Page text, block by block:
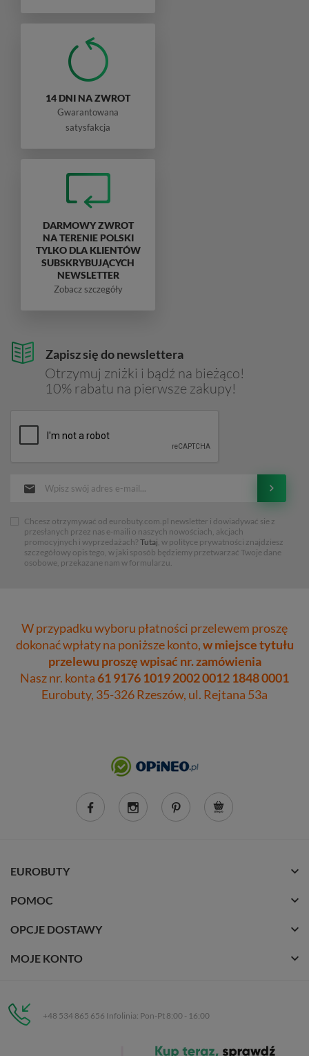
Zapisz się do newslettera
Otrzymuj zniżki i bądź na bieżąco!
10% rabatu na pierwsze zakupy!
Chcesz otrzymywać od eurobuty.com.pl newsletter i dowiadywać sie z
przesłanych przez nas e-maili o naszych nowościach, akcjach
promocyjnych i wyprzedażach? Tutaj, w polityce prywatności znajdziesz
szczegółowy opis tego, w jaki sposób będziemy przetwarzać Twoje dane
osobowe, przekazane nam w formularzu.
14 DNI NA ZWROT
Gwarantowana
satysfakcja
DARMOWY ZWROT
NA TERENIE POLSKI
TYLKO DLA KLIENTÓW
SUBSKRYBUJĄCYCH
NEWSLETTER
Zobacz szczegóły
W przypadku wyboru płatności przelewem proszę
dokonać wpłaty na poniższe konto,w miejsce tytułu
przelewu proszę wpisać nr. zamówienia
Nasz nr. konta61 9176 1019 2002 0012 1848 0001
Eurobuty, 35-326 Rzeszów, ul. Rejtana 53a
EUROBUTY
POMOC
OPCJE DOSTAWY
MOJE KONTO
+48 534 865 656 Infolinia: Pon-Pt 8:00 - 16:00